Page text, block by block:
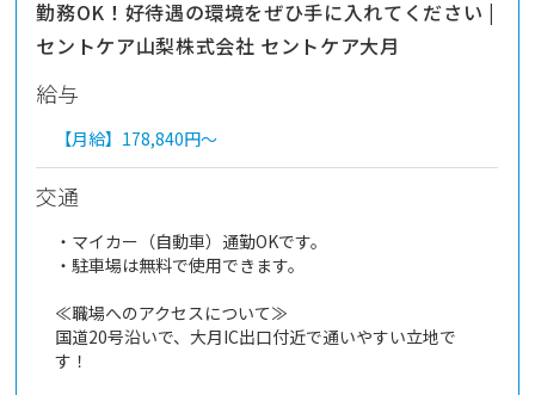
勤務OK！好待遇の環境をぜひ手に入れてください |
セントケア山梨株式会社 セントケア大月
給与
【月給】 178,840円～
交通
・マイカー（自動車）通勤OKです。
・駐車場は無料で使用できます。
≪職場へのアクセスについて≫
国道20号沿いで、大月IC出口付近で通いやすい立地で
す！